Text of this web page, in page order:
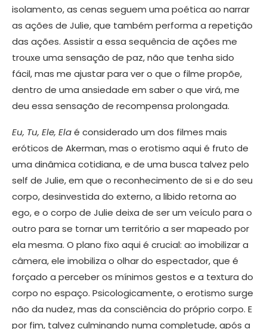
isolamento, as cenas seguem uma poética ao narrar
as ações de Julie, que também performa a repetição
das ações. Assistir a essa sequência de ações me
trouxe uma sensação de paz, não que tenha sido
fácil, mas me ajustar para ver o que o filme propõe,
dentro de uma ansiedade em saber o que virá, me
deu essa sensação de recompensa prolongada.
Eu, Tu, Ele, Elaé considerado um dos filmes mais
eróticos de Akerman, mas o erotismo aqui é fruto de
uma dinâmica cotidiana, e de uma busca talvez pelo
self de Julie, em que o reconhecimento de si e do seu
corpo, desinvestida do externo, a libido retorna ao
ego, e o corpo de Julie deixa de ser um veículo para o
outro para se tornar um território a ser mapeado por
ela mesma. O plano fixo aqui é crucial: ao imobilizar a
câmera, ele imobiliza o olhar do espectador, que é
forçado a perceber os mínimos gestos e a textura do
corpo no espaço. Psicologicamente, o erotismo surge
não da nudez, mas da consciência do próprio corpo. E
por fim, talvez culminando numa completude, após a